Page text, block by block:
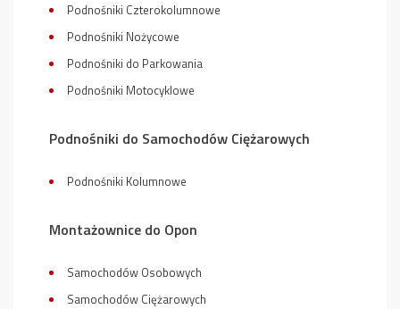
Podnośniki Czterokolumnowe
Podnośniki Nożycowe
Podnośniki do Parkowania
Podnośniki Motocyklowe
Podnośniki do Samochodów Ciężarowych
Podnośniki Kolumnowe
Montażownice do Opon
Samochodów Osobowych
Samochodów Ciężarowych